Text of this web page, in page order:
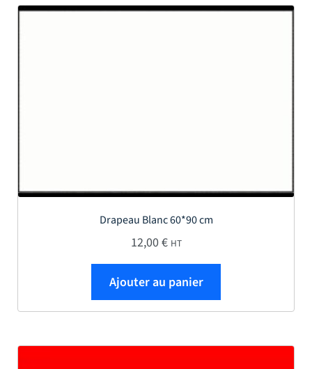
Drapeau Blanc 60*90 cm
12,00€ HT
Ajouter au panier